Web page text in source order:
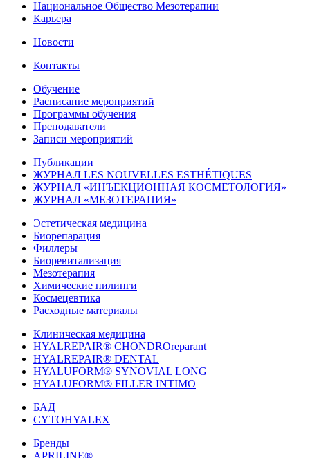
Национальное Общество Мезотерапии
Карьера
Новости
Контакты
Обучение
Расписание мероприятий
Программы обучения
Преподаватели
Записи мероприятий
Публикации
ЖУРНАЛ LES NOUVELLES ESTHÉTIQUES
ЖУРНАЛ «ИНЪЕКЦИОННАЯ КОСМЕТОЛОГИЯ»
ЖУРНАЛ «МЕЗОТЕРАПИЯ»
Эстетическая медицина
Биорепарация
Филлеры
Биоревитализация
Мезотерапия
Химические пилинги
Космецевтика
Расходные материалы
Клиническая медицина
HYALREPAIR® CHONDROreparant
HYALREPAIR® DENTAL
HYALUFORM® SYNOVIAL LONG
HYALUFORM® FILLER INTIMO
БАД
CYTOHYALEX
Бренды